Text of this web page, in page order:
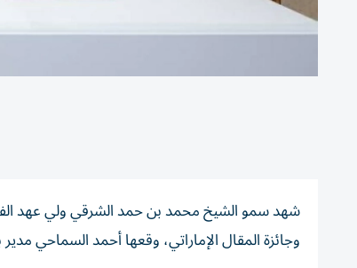
شهد سمو الشيخ محمد بن حمد الشرقي ولي عهد
وجائزة المقال الإماراتي، وقعها أحمد السماحي